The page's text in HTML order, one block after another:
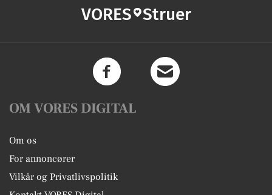
VORES Struer
OM VORES DIGITAL
Om os
For annoncører
Vilkår og Privatlivspolitik